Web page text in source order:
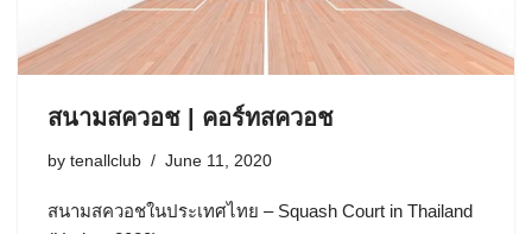
สนามสควอช | คอร์ทสควอช
by tenallclub June 11, 2020
สนามสควอชในประเทศไทย – Squash Court in Thailand